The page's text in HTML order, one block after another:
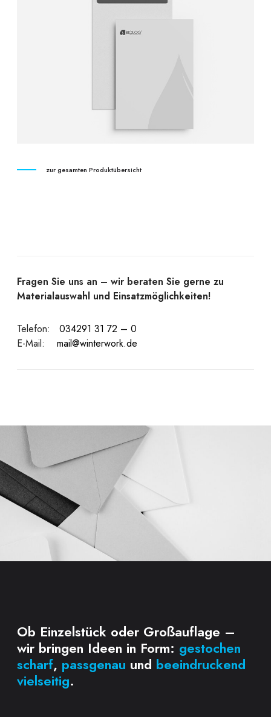
zur gesamten Produktübersicht
Fragen Sie uns an – wir beraten Sie gerne zu
Materialauswahl und Einsatzmöglichkeiten!
Telefon: 034291 31 72 – 0
E-Mail: mail@winterwork.de
Ob Einzelstück oder Großauflage –
wir bringen Ideen in Form: gestochen
scharf, passgenau und beeindruckend
vielseitig.